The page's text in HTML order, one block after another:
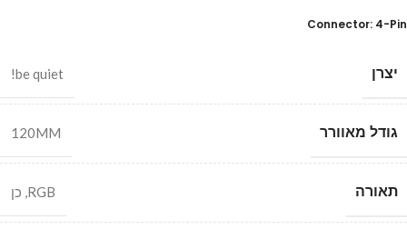
Connector: 4-Pin
יצרן be quiet!
גודל מאוורר 120MM
תאורה RGB
, כן